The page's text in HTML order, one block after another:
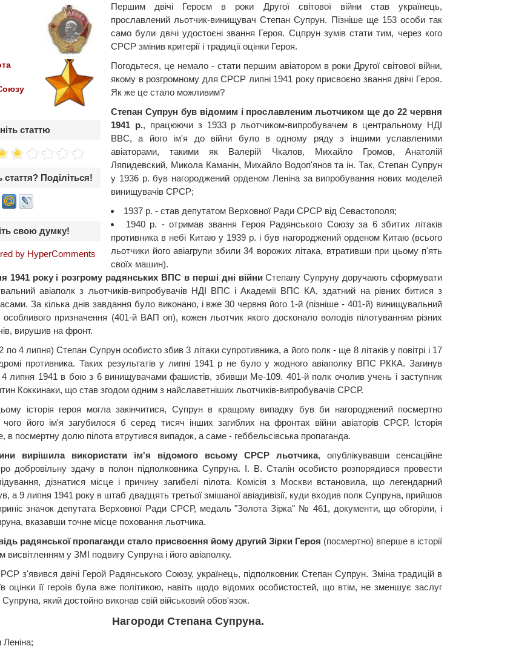
статтю
Поділіться!
свою думку!
by HyperComments
Першим двічі Героєм в роки Другої світової війни став українець,
прославлений льотчик-винищувач Степан Супрун. Пізніше ще 153 особи так
само були двічі удостоєні звання Героя. Сцпрун зумів стати тим, через кого
СРСР змінив критерії і традиції оцінки Героя.
Погодьтеся, це немало - стати першим авіатором в роки Другої світової війни,
якому в розгромному для СРСР липні 1941 року присвоєно звання двічі Героя.
Як же це стало можливим?
Степан Супрун був відомим і прославленим льотчиком ще до 22 червня
1941 р., працюючи з 1933 р льотчиком-випробувачем в центральному НДІ
ВВС, а його ім'я до війни було в одному ряду з іншими уславленими
авіаторами, такими як Валерій Чкалов, Михайло Громов, Анатолій
Ляпидевский, Микола Каманін, Михайло Водоп'янов та ін. Так, Степан Супрун
у 1936 р. був нагороджений орденом Леніна за випробування нових моделей
винищувачів СРСР;
1937 р. - став депутатом Верховної Ради СРСР від Севастополя;
1940 р. - отримав звання Героя Радянського Союзу за 6 збитих літаків
противника в небі Китаю у 1939 р. і був нагороджений орденом Китаю (всього
льотчики його авіагрупи збили 34 ворожих літака, втративши при цьому п'ять
своїх машин).
1941 року і розгрому радянських ВПС в перші дні війниСтепану Супруну доручають сформувати
авіаполк з льотчиків-випробувачів НДІ ВПС і Академії ВПС КА, здатний на рівних битися з
За кілька днів завдання було виконано, і вже 30 червня його 1-й (пізніше - 401-й) винищувальний
особливого призначення (401-й ВАП оп), кожен льотчик якого досконало володів пілотуванням різних
вирушив на фронт.
по 4 липня) Степан Супрун особисто збив 3 літаки супротивника, а його полк - ще 8 літаків у повітрі і 17
противника. Таких результатів у липні 1941 р не було у жодного авіаполку ВПС РККА. Загинув
липня 1941 в бою з 6 винищувачами фашистів, збивши Ме-109. 401-й полк очолив учень і заступник
Коккинаки, що став згодом одним з найславетніших льотчиків-випробувачів СРСР.
історія героя могла закінчитися, Супрун в кращому випадку був би нагороджений посмертно
його ім'я загубилося б серед тисяч інших загиблих на фронтах війни авіаторів СРСР. Історія
в посмертну долю пілота втрутився випадок, а саме - геббельсівська пропаганда.
вирішила використати ім'я відомого всьому СРСР льотчика, опублікувавши сенсаційне
добровільну здачу в полон підполковника Супруна. І. В. Сталін особисто розпорядився провести
дізнатися місце і причину загибелі пілота. Комісія з Москви встановила, що легендарний
а 9 липня 1941 року в штаб двадцять третьої змішаної авіадивізії, куди входив полк Супруна, прийшов
значок депутата Верховної Ради СРСР, медаль "Золота Зірка" № 461, документи, що обгоріли, і
вказавши точне місце поховання льотчика.
радянської пропаганди стало присвоєння йому другий Зірки Героя (посмертно) вперше в історії
у ЗМІ подвигу Супруна і його авіаполку.
з'явився двічі Герой Радянського Союзу, українець, підполковник Степан Супрун. Зміна традицій в
оцінки її героїв була вже політикою, навіть щодо відомих особистостей, що втім, не зменшує заслуг
який достойно виконав свій військовий обов'язок.
Нагороди Степана Супруна.